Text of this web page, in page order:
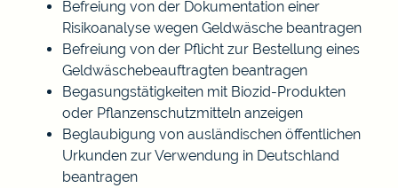
Befreiung von der Dokumentation einer
Risikoanalyse wegen Geldwäsche beantragen
Befreiung von der Pflicht zur Bestellung eines
Geldwäschebeauftragten beantragen
Begasungstätigkeiten mit Biozid-Produkten
oder Pflanzenschutzmitteln anzeigen
Beglaubigung von ausländischen öffentlichen
Urkunden zur Verwendung in Deutschland
beantragen